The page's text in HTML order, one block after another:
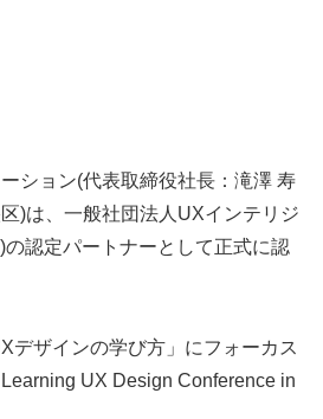
ション(代表取締役社長：滝澤 寿
)は、一般社団法人UXインテリジ
の認定パートナーとして正式に認
デザインの学び方」にフォーカス
UX Design Conference in